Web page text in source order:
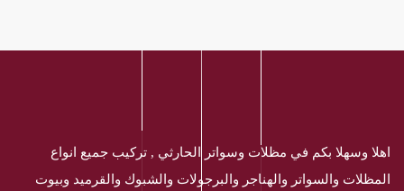
اهلا وسهلا بكم في مظلات وسواتر الحارثي , تركيب جميع انواع
المظلات والسواتر والهناجر والبرجولات والشبوك والقرميد وبيوت